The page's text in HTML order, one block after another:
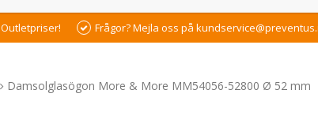
Frågor? Mejla oss på
Damsolglasögon More & More MM54056-52800 Ø 52 mm